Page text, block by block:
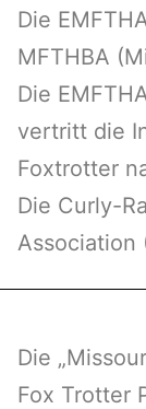
Die
MFTHBA
Die
vertritt die
Foxtrotter
Die Curly-
Association
Die
Fox Trotter